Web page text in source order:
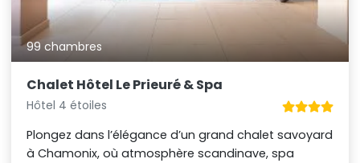
99 chambres
Chalet Hôtel Le Prieuré & Spa
Hôtel 4 étoiles
Plongez dans l’élégance d’un grand chalet savoyard
à Chamonix, où atmosphère scandinave, spa